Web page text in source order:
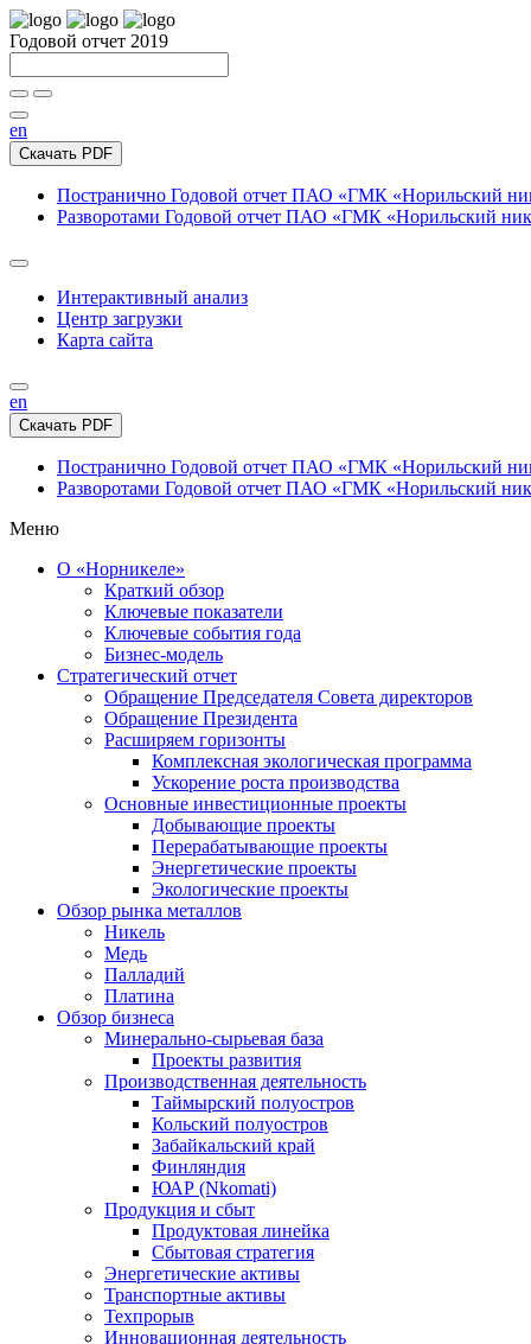
Годовой отчет 2019
en
Скачать PDF
Постранично Годовой отчет ПАО «ГМК «Норильский
Разворотами Годовой отчет ПАО «ГМК «Норильский
Интерактивный анализ
Центр загрузки
Карта сайта
en
Скачать PDF
Постранично Годовой отчет ПАО «ГМК «Норильский
Разворотами Годовой отчет ПАО «ГМК «Норильский
Меню
О «Норникеле»
Краткий обзор
Ключевые показатели
Ключевые события года
Бизнес-модель
Стратегический отчет
Обращение Председателя Совета директоров
Обращение Президента
Расширяем горизонты
Комплексная экологическая программа
Ускорение роста производства
Основные инвестиционные проекты
Добывающие проекты
Перерабатывающие проекты
Энергетические проекты
Экологические проекты
Обзор рынка металлов
Никель
Медь
Палладий
Платина
Обзор бизнеса
Минерально-сырьевая база
Проекты развития
Производственная деятельность
Таймырский полуостров
Кольский полуостров
Забайкальский край
Финляндия
ЮАР (Nkomati)
Продукция и сбыт
Продуктовая линейка
Сбытовая стратегия
Энергетические активы
Транспортные активы
Техпрорыв
Инновационная деятельность